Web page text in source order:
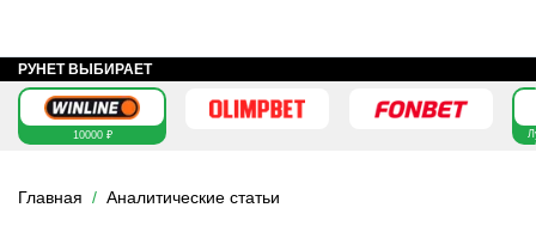
РУНЕТ ВЫБИРАЕТ
10000 ₽
Главная Аналитические статьи